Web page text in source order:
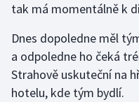
Krasobruslení
Lezení
Lyže a snowboard
tak má momentálně k
Dnes dopoledne měl
a odpoledne ho čeká
Strahově uskuteční na
hotelu, kde tým bydlí.